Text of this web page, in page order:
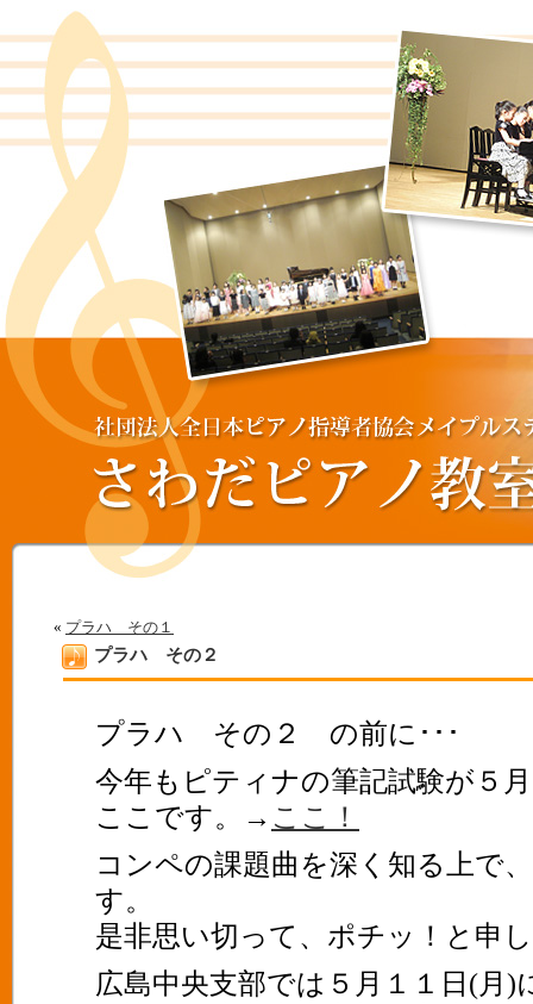
« プラハ その１
プラハ その２
プラハ その２ の前に･･･
今年もピティナの筆記試験が５
ここです。→ ここ！
コンペの課題曲を深く知る上で
す。
是非思い切って、ポチッ！と申
広島中央支部では５月１１日(月)